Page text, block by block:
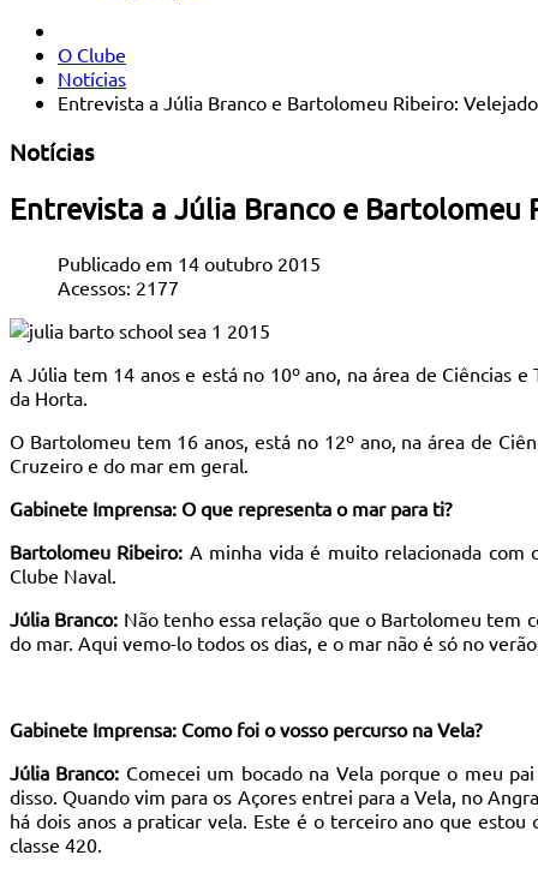
O Clube
Notícias
Entrevista a Júlia Branco e Bartolomeu Ribeiro:
Notícias
Entrevista a Júlia Branco e Bartolomeu
Publicado em 14 outubro 2015
Acessos: 2177
A Júlia tem 14 anos e está no 10º ano, na área de Ciências
da Horta.
O Bartolomeu tem 16 anos, está no 12º ano, na área de
Cruzeiro e do mar em geral.
Gabinete Imprensa: O que representa o mar para ti?
Bartolomeu Ribeiro: A minha vida é muito relacionada com
Clube Naval.
Júlia Branco: Não tenho essa relação que o Bartolomeu tem
do mar. Aqui vemo-lo todos os dias, e o mar não é só no
Gabinete Imprensa: Como foi o vosso percurso na Vela?
Júlia Branco: Comecei um bocado na Vela porque o meu
disso. Quando vim para os Açores entrei para a Vela, no
há dois anos a praticar vela. Este é o terceiro ano que
classe 420.